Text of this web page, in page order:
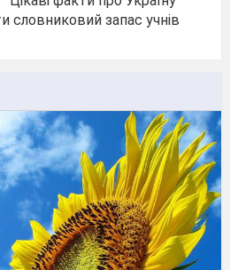
запас учнів